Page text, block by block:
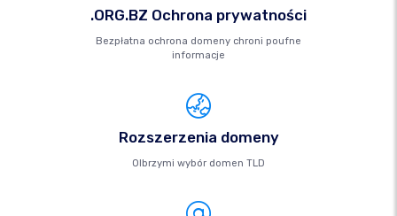
.ORG.BZ Ochrona prywatności
Bezpłatna ochrona domeny chroni poufne
informacje
Rozszerzenia domeny
Olbrzymi wybór domen TLD